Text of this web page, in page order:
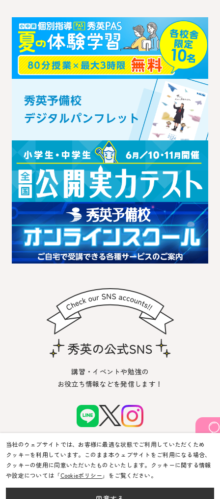
講習・イベントや勉強の
お役立ち情報などを発信します！
© Shuei-Yobiko Co Ltd. All Rights Reserved.
当社のウェブサイトでは、お客様に最適な状態でご利用していただくため
クッキーを利用しています。このまま本ウェブサイトをご利用になる場合、
クッキーの使用に同意いただいたものといたします。クッキーに関する情報
や設定については「Cookieポリシー 」をご覧ください。